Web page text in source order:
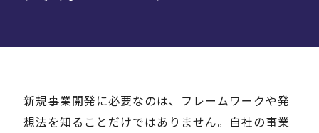
新規事業開発に必要なのは、フレームワークや発
想法を知ることだけではありません。自社の事業